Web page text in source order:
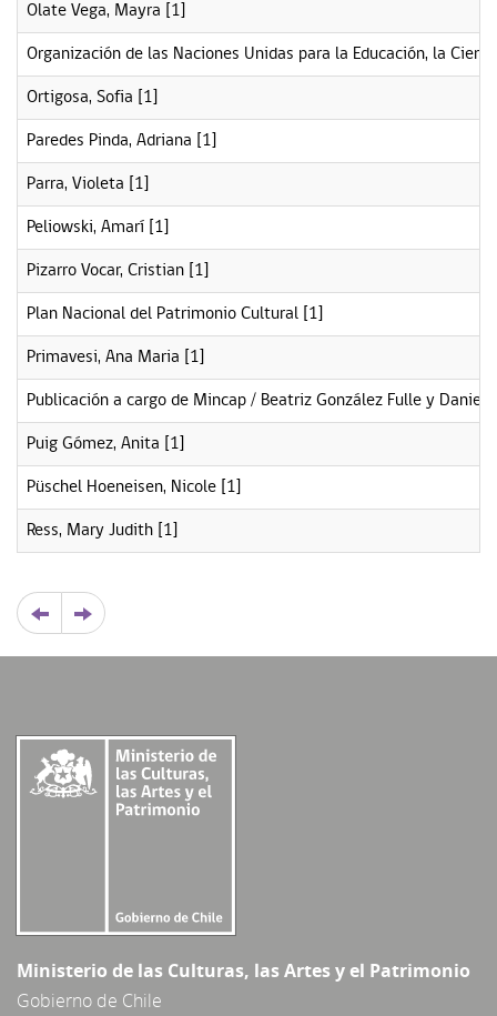
Olate Vega, Mayra [1]
Organización de las Naciones Unidas para la Educación, la
Ortigosa, Sofia [1]
Paredes Pinda, Adriana [1]
Parra, Violeta [1]
Peliowski, Amarí [1]
Pizarro Vocar, Cristian [1]
Plan Nacional del Patrimonio Cultural [1]
Primavesi, Ana Maria [1]
Publicación a cargo de Mincap / Beatriz González Fulle y
Puig Gómez, Anita [1]
Püschel Hoeneisen, Nicole [1]
Ress, Mary Judith [1]
Ministerio de las Culturas, las Artes y el Patrimonio
Gobierno de Chile